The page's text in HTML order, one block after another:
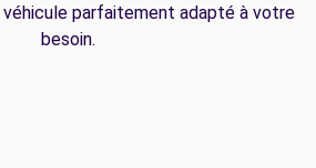
parfaitement adapté à votre
besoin.